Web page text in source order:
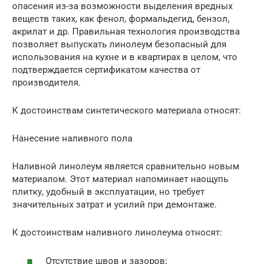
опасения из-за возможности выделения вредных
веществ таких, как фенол, формальдегид, бензол,
акрилат и др. Правильная технология производства
позволяет выпускать линолеум безопасный для
использования на кухне и в квартирах в целом, что
подтверждается сертификатом качества от
производителя.
К достоинствам синтетического материала относят:
Нанесение наливного пола
Наливной линолеум является сравнительно новым
материалом. Этот материал напоминает наощупь
плитку, удобный в эксплуатации, но требует
значительных затрат и усилий при демонтаже.
К достоинствам наливного линолеума относят:
Отсутствие швов и зазоров;